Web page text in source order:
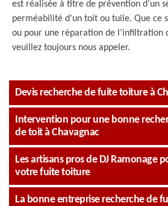
est réalisée à titre de prévention d’un
perméabilité d’un toit ou tuile. Que ce
ou pour une réparation de l’infiltration
veuillez toujours nous appeler.
Devis recherche de fuite toiture à
Intervention pour une bonne
de toit à Chavagnac
Les artisans pros de DJ Ramonage
votre fuite toiture
La bonne entreprise recherche de